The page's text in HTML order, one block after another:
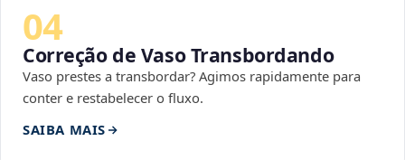
04
Correção de Vaso Transbordando
Vaso prestes a transbordar? Agimos rapidamente para
conter e restabelecer o fluxo.
SAIBA MAIS